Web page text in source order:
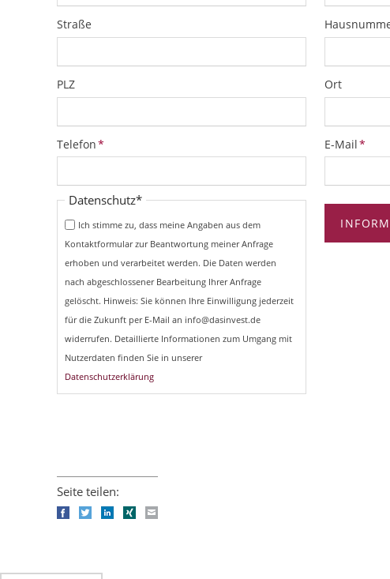
Straße
PLZ Ort
Pflichtfeld
Telefon* Pflichtfeld
E-Mail*
Pflichtfeld
Datenschutz*
Ich stimme zu, dass meine Angaben aus dem
Kontaktformular zur Beantwortung meiner Anfrage
erhoben und verarbeitet werden. Die Daten werden
nach abgeschlossener Bearbeitung Ihrer Anfrage
gelöscht. Hinweis: Sie können Ihre Einwilligung jederzeit
für die Zukunft per E-Mail an info@dasinvest.de
widerrufen. Detaillierte Informationen zum Umgang mit
Nutzerdaten finden Sie in unserer
Datenschutzerklärung
Seite teilen:
FacebookTwitterLinkedIn
Xing